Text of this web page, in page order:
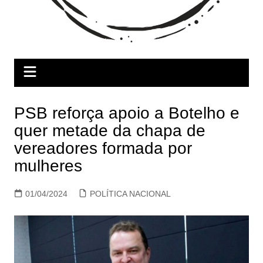
PSB reforça apoio a Botelho e
quer metade da chapa de
vereadores formada por
mulheres
01/04/2024 POLÍTICA NACIONAL